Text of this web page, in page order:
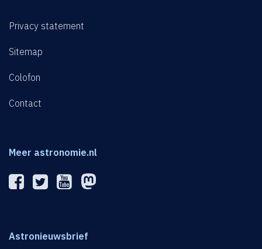
Privacy statement
Sitemap
Colofon
Contact
Meer astronomie.nl
Astronieuwsbrief